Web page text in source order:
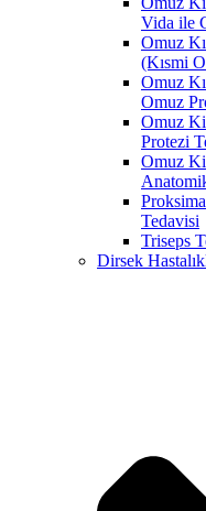
Vida ile
Omuz
(Kısmi
Omuz
Omuz
Omuz
Protezi
Omuz
Tedavisi
Triseps
Dirsek